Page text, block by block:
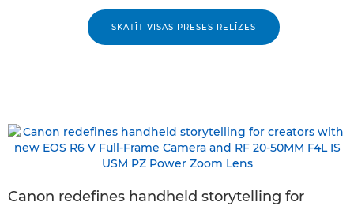
Sabiedrisko attiecību kontaktinformācija
SKATĪT VISAS PRESES RELĪZES
Canon redefines handheld storytelling for